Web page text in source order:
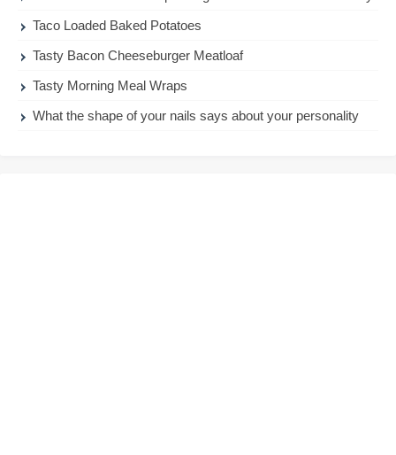
Taco Loaded Baked Potatoes
Tasty Bacon Cheeseburger Meatloaf
Tasty Morning Meal Wraps
What the shape of your nails says about your personality